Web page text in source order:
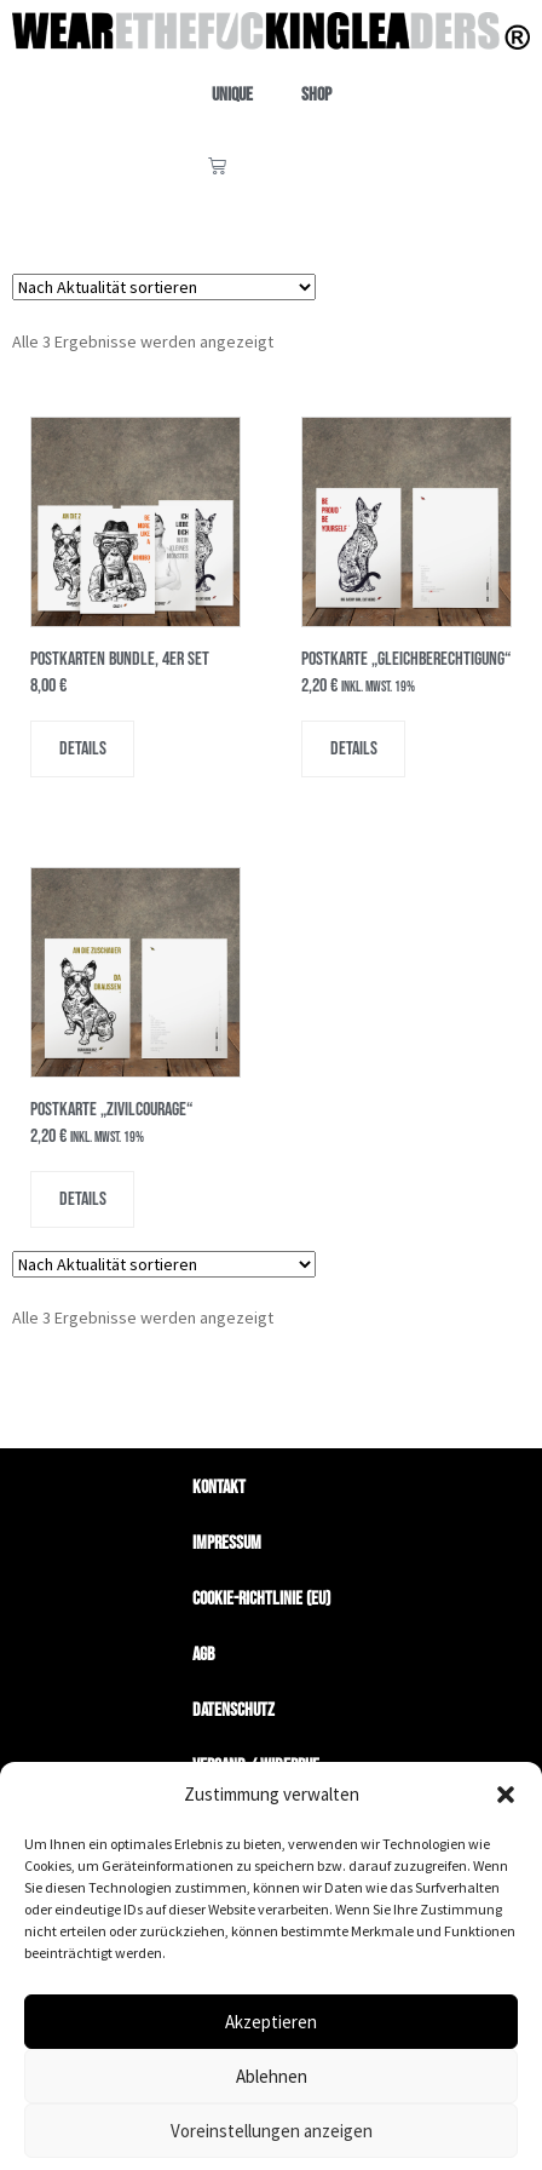
Zustimmung verwalten
Um Ihnen ein optimales Erlebnis zu bieten, verwenden wir Technologien wie
Cookies, um Geräteinformationen zu speichern bzw. darauf zuzugreifen. Wenn
Sie diesen Technologien zustimmen, können wir Daten wie das Surfverhalten
oder eindeutige IDs auf dieser Website verarbeiten. Wenn Sie Ihre Zustimmung
nicht erteilen oder zurückziehen, können bestimmte Merkmale und Funktionen
beeinträchtigt werden.
Akzeptieren
Ablehnen
Voreinstellungen anzeigen
Unique Shop
Alle 3 Ergebnisse werden angezeigt
POSTKARTEN BUNDLE, 4er SET
8,00€
Details
Postkarte „Gleichberechtigung“
2,20€ inkl. MwSt. 19%
Details
Postkarte „Zivilcourage“
2,20€ inkl. MwSt. 19%
Details
Alle 3 Ergebnisse werden angezeigt
Kontakt
Impressum
Cookie-Richtlinie (EU)
AGB
Datenschutz
Versand / Widerruf
Mein Konto
Wir machen keine Geschäfte mit Nazis.
an die wirklich wichtigen werte zu erinnern. diese
marke steht für toleranz, zivilcourage,
gleichberechtigung und Akzeptanz. Vor allem uns